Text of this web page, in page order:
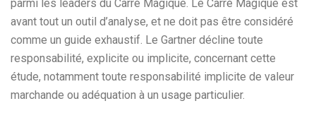
parmi les leaders du Carré Magique. Le Carré Magique est
avant tout un outil d’analyse, et ne doit pas être considéré
comme un guide exhaustif. Le Gartner décline toute
responsabilité, explicite ou implicite, concernant cette
étude, notamment toute responsabilité implicite de valeur
marchande ou adéquation à un usage particulier.